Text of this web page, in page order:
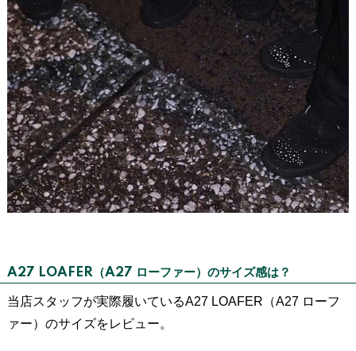
A27 LOAFER（A27 ローファー）のサイズ感は？
当店スタッフが実際履いているA27 LOAFER（A27 ローフ
ァー）のサイズをレビュー。